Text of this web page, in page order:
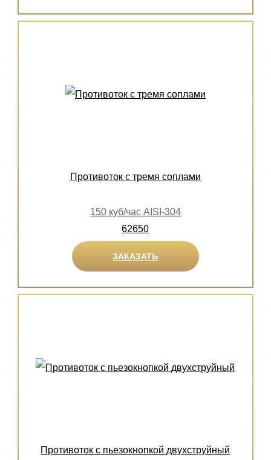
Противоток с тремя соплами
150 куб/час AISI-304
62650
ЗАКАЗАТЬ
Противоток с пьезокнопкой двухструйный